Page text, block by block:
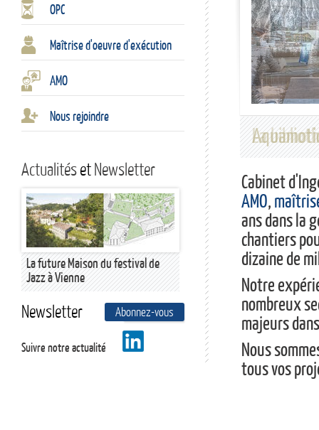
La
Cabinet
AMO,
ans dans la
chantiers
dizaine de
Notre
nombreux
majeurs
Nous
tous vos
OPC
Maîtrise d'oeuvre d'exécution
AMO
Nous rejoindre
ActualitésetNewsletter
La future Maison du festival de
Jazz à Vienne
En savoir plus
Newsletter Abonnez-vous
Suivre notre actualité